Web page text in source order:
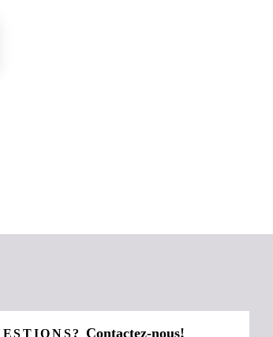
Contactez-nous!